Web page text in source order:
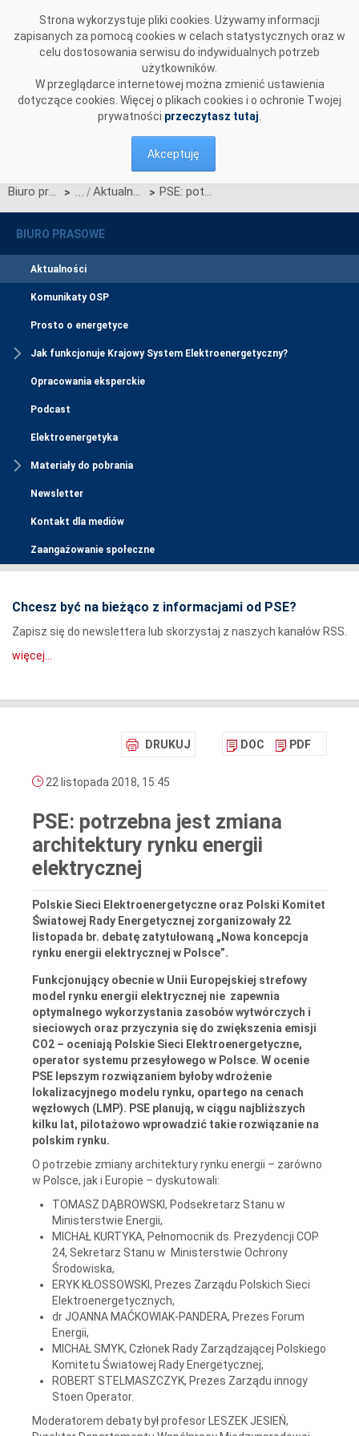
Strona wykorzystuje pliki cookies. Używamy informacji
zapisanych za pomocą cookies w celach statystycznych oraz w
celu dostosowania serwisu do indywidualnych potrzeb
użytkowników.
W przeglądarce internetowej można zmienić ustawienia
dotyczące cookies. Więcej o plikach cookies i o ochronie Twojej
prywatności przeczytasz tutaj
Akceptuję
Biuro prasowe > Aktualności > PSE: potrzebna jest zmiana architektury rynku energii elektrycznej
BIURO PRASOWE
Aktualności
Komunikaty OSP
Prosto o energetyce
Jak funkcjonuje Krajowy System Elektroenergetyczny?
Opracowania eksperckie
Podcast
Elektroenergetyka
Materiały do pobrania
Newsletter
Kontakt dla mediów
Zaangażowanie społeczne
Chcesz być na bieżąco z informacjami od PSE?
Zapisz się do newslettera lub skorzystaj z naszych kanałów RSS.
więcej...
DRUKUJ DOC PDF
22 listopada 2018, 15:45
PSE: potrzebna jest zmiana
architektury rynku energii
elektrycznej
Polskie Sieci Elektroenergetyczne oraz Polski Komitet
Światowej Rady Energetycznej zorganizowały 22
listopada br. debatę zatytułowaną „Nowa koncepcja
rynku energii elektrycznej w Polsce”.
Funkcjonujący obecnie w Unii Europejskiej strefowy
model rynku energii elektrycznej nie zapewnia
optymalnego wykorzystania zasobów wytwórczych i
sieciowych oraz przyczynia się do zwiększenia emisji
CO2 – oceniają Polskie Sieci Elektroenergetyczne,
operator systemu przesyłowego w Polsce. W ocenie
PSE lepszym rozwiązaniem byłoby wdrożenie
lokalizacyjnego modelu rynku, opartego na cenach
węzłowych (LMP). PSE planują, w ciągu najbliższych
kilku lat, pilotażowo wprowadzić takie rozwiązanie na
polskim rynku.
O potrzebie zmiany architektury rynku energii – zarówno
w Polsce, jak i Europie – dyskutowali:
TOMASZ DĄBROWSKI, Podsekretarz Stanu w
Ministerstwie Energii,
MICHAŁ KURTYKA, Pełnomocnik ds. Prezydencji COP
24, Sekretarz Stanu w Ministerstwie Ochrony
Środowiska,
ERYK KŁOSSOWSKI, Prezes Zarządu Polskich Sieci
Elektroenergetycznych,
dr JOANNA MAĆKOWIAK-PANDERA, Prezes Forum
Energii,
MICHAŁ SMYK, Członek Rady Zarządzającej Polskiego
Komitetu Światowej Rady Energetycznej,
ROBERT STELMASZCZYK, Prezes Zarządu innogy
Stoen Operator.
Moderatorem debaty byłprofesor LESZEK JESIEŃ,